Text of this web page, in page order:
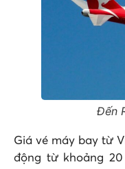
Đến
Giá vé máy bay từ
động từ khoảng